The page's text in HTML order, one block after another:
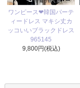
ワンピース❤韓国パーテ
ィードレス マキシ丈カ
ッコいいブラックドレス
965145
9,800円(税込)